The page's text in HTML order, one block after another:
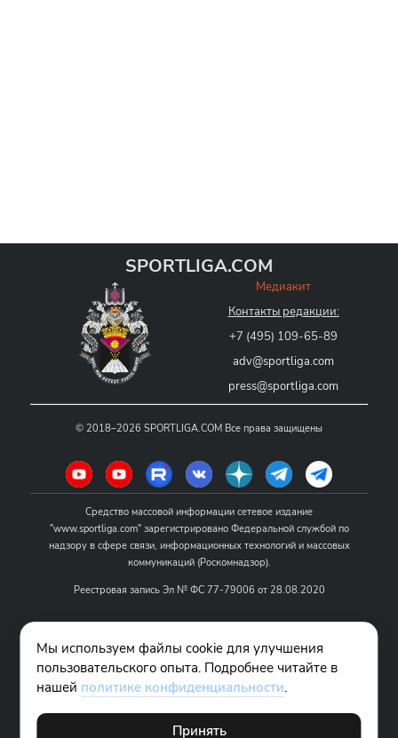
SPORTLIGA.COM
Медиакит
Контакты редакции:
+7 (495) 109-65-89
adv@sportliga.com
press@sportliga.com
© 2018–2026 SPORTLIGA.COM Все права защищены
Средство массовой информации сетевое издание
"www.sportliga.com" зарегистрировано Федеральной службой по
надзору в сфере связи, информационных технологий и массовых
коммуникаций (Роскомнадзор).
Реестровая запись Эл № ФС 77-79006 от 28.08.2020
Название - www.sportliga.com
Учредитель СМИ сетевого издания "www.sportliga.com": ИП Чамин
О.Н.
Главный редактор СМИ сетевого издания "www.sportliga.com":
Хаимов Д.И.
Мы используем файлы cookie для улучшения
пользовательского опыта. Подробнее читайте в
нашей политике конфиденциальности.
Принять